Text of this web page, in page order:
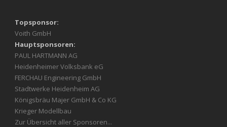
Topsponsor:
Voith GmbH
Hauptsponsoren:
PAUL HARTMANN AG
Heidenheimer Volksbank eG
FERCHAU Engineering GmbH
Stadtwerke Heidenheim AG
Königsbräu Majer GmbH & Co KG
Krieger Modellbau
Zur Übersicht aller Sponsoren...